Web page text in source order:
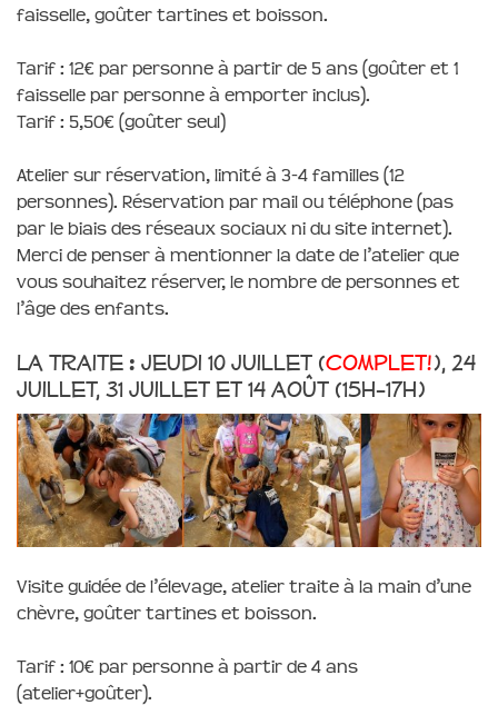
faisselle, goûter tartines et boisson.
Tarif : 12€ par personne à partir de 5 ans (goûter et 1
faisselle par personne à emporter inclus).
Tarif : 5,50€ (goûter seul)
Atelier sur réservation, limité à 3-4 familles (12
personnes). Réservation par mail ou téléphone (pas
par le biais des réseaux sociaux ni du site internet).
Merci de penser à mentionner la date de l’atelier que
vous souhaitez réserver, le nombre de personnes et
l’âge des enfants.
La traite : jeudi 10 juillet (complet!), 24
juillet, 31 juillet et 14 août (15h-17h)
Visite guidée de l’élevage, atelier traite à la main d’une
chèvre, goûter tartines et boisson.
Tarif : 10€ par personne à partir de 4 ans
(atelier+goûter).